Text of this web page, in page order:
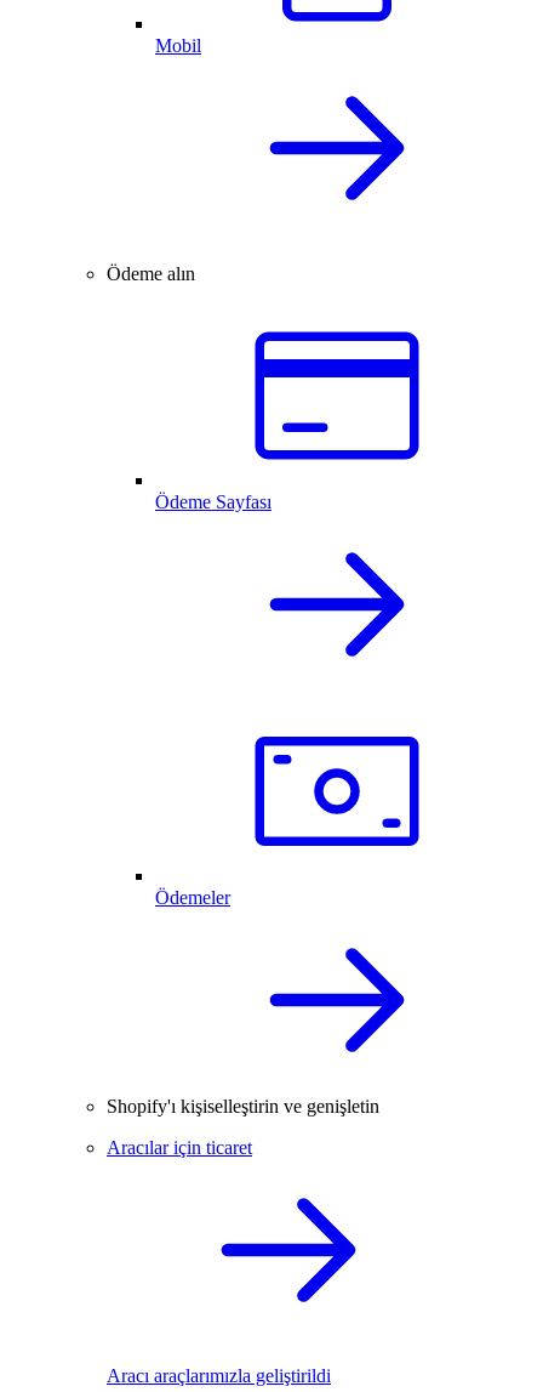
Mobil
Ödeme alın
Ödeme Sayfası
Ödemeler
Shopify'ı kişiselleştirin ve genişletin
Aracılar için ticaret
Aracı araçlarımızla geliştirildi